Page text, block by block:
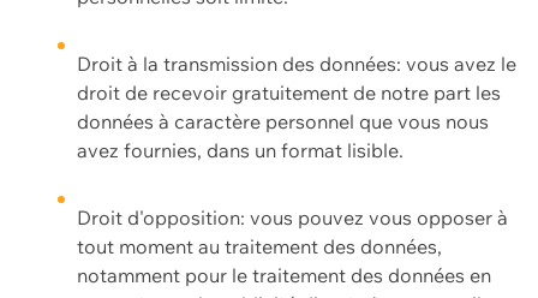
Droit à la transmission des données: vous avez le
droit de recevoir gratuitement de notre part les
données à caractère personnel que vous nous
avez fournies, dans un format lisible.
Droit d'opposition: vous pouvez vous opposer à
tout moment au traitement des données,
notamment pour le traitement des données en